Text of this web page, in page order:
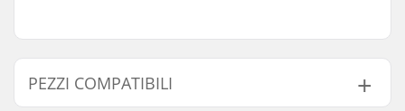
PEZZI COMPATIBILI